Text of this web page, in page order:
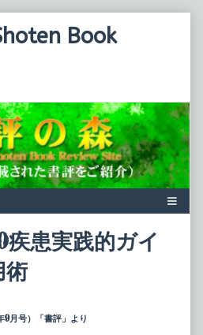
Book
患実践的ガイ
術
9月号）「書評」より